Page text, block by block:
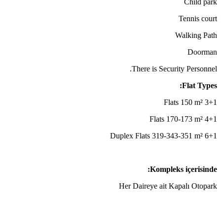
Child park
Tennis court
Walking Path
Doorman
There is Security Personnel.
Flat Types:
3+1 Flats 150 m²
4+1 Flats 170-173 m²
6+1 Duplex Flats 319-343-351 m²
Kompleks içerisinde:
Her Daireye ait Kapalı Otopark